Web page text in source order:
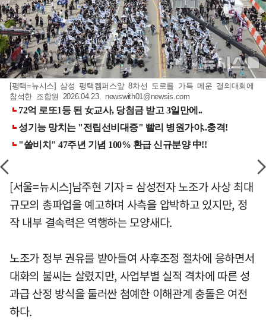
[평택=뉴시스] 삼성 평택켐퍼스앞 8차선 도로를 가득 메운 결의대회에
참석한 조합원 2026.04.23. newswith01@newsis.com
[서울=뉴시스]남주현 기자 = 삼성전자 노조가 사상 최대
규모의 총파업을 예고하며 사측을 압박하고 있지만, 정
작 내부 결속력은 역행하는 모양새다.
노조가 정부 권유를 받아들여 사후조정 절차에 응하면서
대화의 불씨는 살렸지만, 사업부별 실적 격차에 따른 성
과급 산정 방식을 둘러싼 첨예한 이해관계 충돌은 여전
하다.